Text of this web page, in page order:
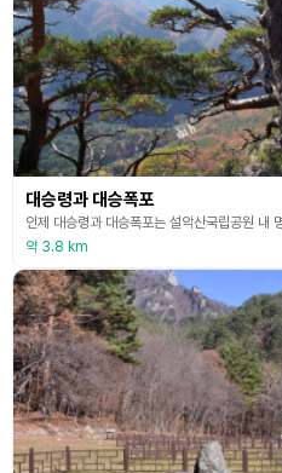
대승령과 대승폭포
약 3.8 km